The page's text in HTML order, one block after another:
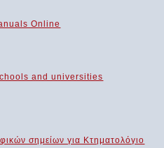
Online
and universities
σημείων για Κτηματολόγιο